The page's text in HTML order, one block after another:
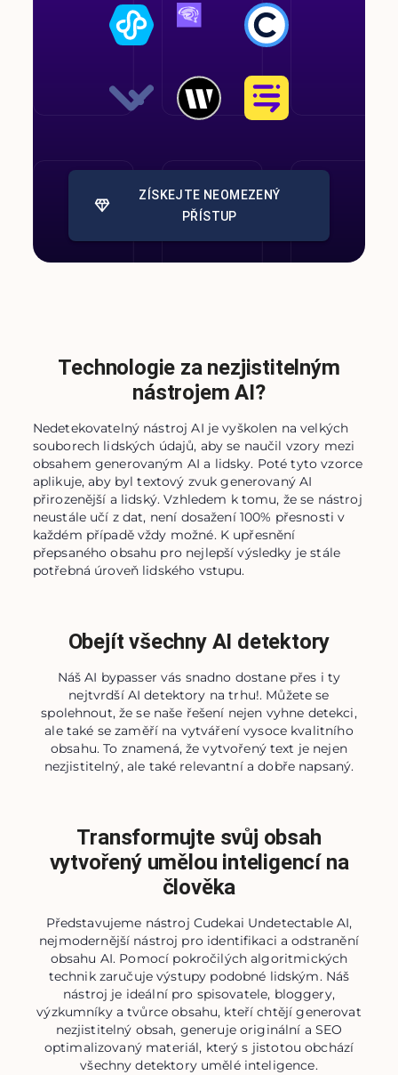
ZÍSKEJTE NEOMEZENÝ
PŘÍSTUP
Technologie za nezjistitelným
nástrojem AI?
Nedetekovatelný nástroj AI je vyškolen na velkých
souborech lidských údajů, aby se naučil vzory mezi
obsahem generovaným AI a lidsky. Poté tyto vzorce
aplikuje, aby byl textový zvuk generovaný AI
přirozenější a lidský. Vzhledem k tomu, že se nástroj
neustále učí z dat, není dosažení 100% přesnosti v
každém případě vždy možné. K upřesnění
přepsaného obsahu pro nejlepší výsledky je stále
potřebná úroveň lidského vstupu.
Obejít všechny AI detektory
Náš AI bypasser vás snadno dostane přes i ty
nejtvrdší AI detektory na trhu!. Můžete se
spolehnout, že se naše řešení nejen vyhne detekci,
ale také se zaměří na vytváření vysoce kvalitního
obsahu. To znamená, že vytvořený text je nejen
nezjistitelný, ale také relevantní a dobře napsaný.
Transformujte svůj obsah
vytvořený umělou inteligencí na
člověka
Představujeme nástroj Cudekai Undetectable AI,
nejmodernější nástroj pro identifikaci a odstranění
obsahu AI. Pomocí pokročilých algoritmických
technik zaručuje výstupy podobné lidským. Náš
nástroj je ideální pro spisovatele, bloggery,
výzkumníky a tvůrce obsahu, kteří chtějí generovat
nezjistitelný obsah, generuje originální a SEO
optimalizovaný materiál, který s jistotou obchází
všechny detektory umělé inteligence.